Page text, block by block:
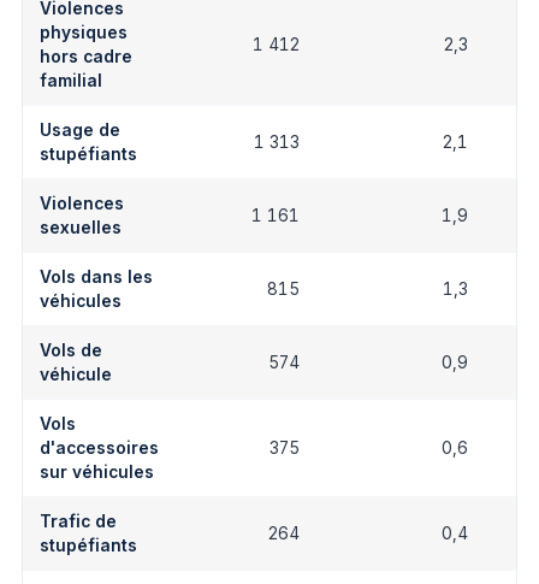
Violences
physiques
hors cadre
familial
1 412 2,3
Usage de
stupéfiants
1 313 2,1
Violences
sexuelles
1 161 1,9
Vols dans les
véhicules
815 1,3
Vols de
véhicule
574 0,9
Vols
d'accessoires
sur véhicules
375 0,6
Trafic de
stupéfiants
264 0,4